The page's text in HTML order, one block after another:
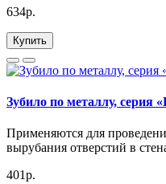
634р.
Купить
Зубило по металлу,
Применяются для
вырубания отверстий в
401р.